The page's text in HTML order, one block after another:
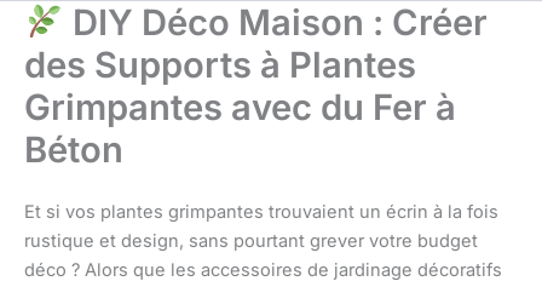
DIY Déco Maison : Créer
des Supports à Plantes
Grimpantes avec du Fer à
Béton
Et si vos plantes grimpantes trouvaient un écrin à la fois
rustique et design, sans pourtant grever votre budget
déco ? Alors que les accessoires de jardinage décoratifs